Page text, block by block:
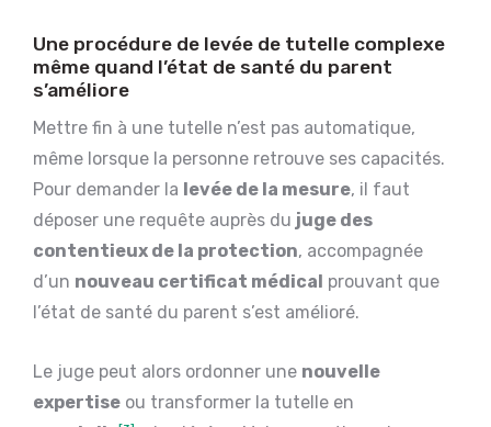
Une procédure de levée de tutelle complexe
même quand l’état de santé du parent
s’améliore
Mettre fin à une tutelle n’est pas automatique,
même lorsque la personne retrouve ses capacités.
Pour demander la levée de la mesure, il faut
déposer une requête auprès du juge des
contentieux de la protection, accompagnée
d’un nouveau certificat médical prouvant que
l’état de santé du parent s’est amélioré.
Le juge peut alors ordonner une nouvelle
expertise ou transformer la tutelle en